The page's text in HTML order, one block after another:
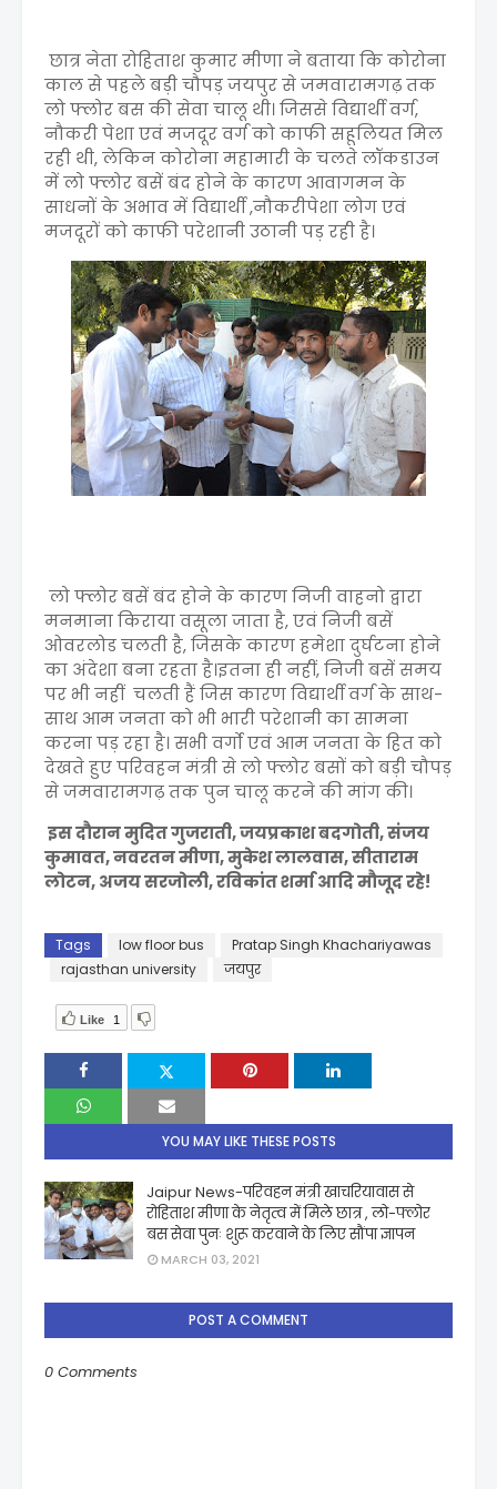
छात्र नेता रोहिताश कुमार मीणा ने बताया कि कोरोना
काल से पहले बड़ी चौपड़ जयपुर से जमवारामगढ़ तक
लो फ्लोर बस की सेवा चालू थी। जिससे विद्यार्थी वर्ग,
नौकरी पेशा एवं मजदूर वर्ग को काफी सहूलियत मिल
रही थी, लेकिन कोरोना महामारी के चलते लॉकडाउन
में लो फ्लोर बसें बंद होने के कारण आवागमन के
साधनों के अभाव में विद्यार्थी ,नौकरीपेशा लोग एवं
मजदूरों को काफी परेशानी उठानी पड़ रही है।
लो फ्लोर बसें बंद होने के कारण निजी वाहनो द्वारा
मनमाना किराया वसूला जाता है, एवं निजी बसें
ओवरलोड चलती है, जिसके कारण हमेशा दुर्घटना होने
का अंदेशा बना रहता है।इतना ही नहीं, निजी बसें समय
पर भी नहीं चलती हैं जिस कारण विद्यार्थी वर्ग के साथ-
साथ आम जनता को भी भारी परेशानी का सामना
करना पड़ रहा है। सभी वर्गो एवं आम जनता के हित को
देखते हुए परिवहन मंत्री से लो फ्लोर बसों को बड़ी चौपड़
से जमवारामगढ़ तक पुन चालू करने की मांग की।
इस दौरान मुदित गुजराती, जयप्रकाश बदगोती, संजय
कुमावत, नवरतन मीणा, मुकेश लालवास, सीताराम
लोटन, अजय सरजोली, रविकांत शर्मा आदि मौजूद रहे!
Tags low floor bus
Pratap Singh Khachariyawas
rajasthan university
जयपुर
Like 1
YOU MAY LIKE THESE POSTS
Jaipur News-परिवहन मंत्री खाचरियावास से
रोहिताश मीणा के नेतृत्व में मिले छात्र , लो-फ्लोर
बस सेवा पुनः शुरू करवाने के लिए सौंपा ज्ञापन
MARCH 03, 2021
POST A COMMENT
0 Comments